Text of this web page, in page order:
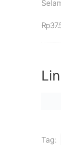
Rp
Tag: